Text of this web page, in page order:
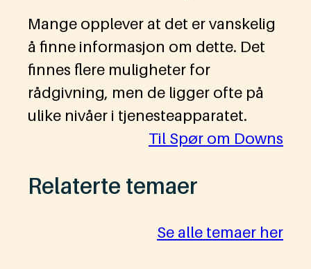
Mange opplever at det er vanskelig
å finne informasjon om dette. Det
finnes flere muligheter for
rådgivning, men de ligger ofte på
ulike nivåer i tjenesteapparatet.
Til Spør om Downs
Relaterte temaer
Se alle temaer her